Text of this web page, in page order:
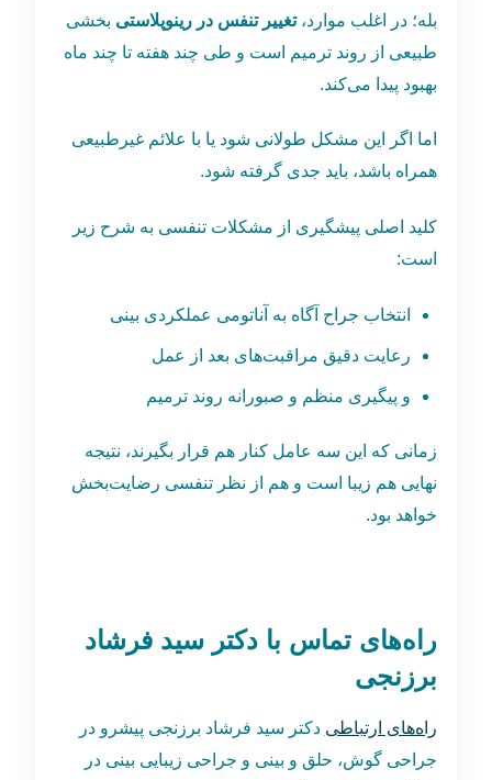
بله؛ در اغلب موارد،تغییر تنفس در رینوپلاستی بخشی
طبیعی از روند ترمیم است و طی چند هفته تا چند ماه
بهبود پیدا می‌کند.
اما اگر این مشکل طولانی شود یا با علائم غیرطبیعی
همراه باشد، باید جدی گرفته شود.
کلید اصلی پیشگیری از مشکلات تنفسی به شرح زیر
است:
انتخاب جراح آگاه به آناتومی عملکردی بینی
رعایت دقیق مراقبت‌های بعد از عمل
و پیگیری منظم و صبورانه روند ترمیم
زمانی که این سه عامل کنار هم قرار بگیرند، نتیجه
نهایی هم زیبا است و هم از نظر تنفسی رضایت‌بخش
خواهد بود.
راه‌های تماس با دکتر سید فرشاد
برزنجی
راه‌های ارتباطی دکتر سید فرشاد برزنجی پیشرو در
جراحی گوش، حلق و بینی و جراحی زیبایی بینی در